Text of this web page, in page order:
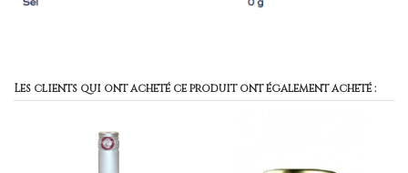
Les clients qui ont acheté ce produit ont également acheté :